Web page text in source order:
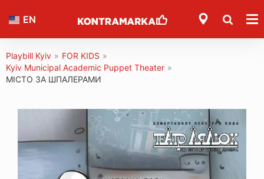
EN
Playbill Kyiv » FOR KIDS »
Kyiv Municipal Academic Puppet Theater »
МІСТО ЗА ШПАЛЕРАМИ